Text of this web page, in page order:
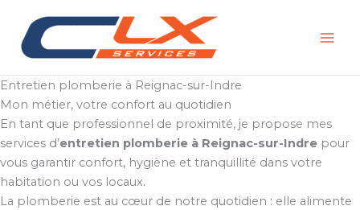
contenu
Entretien plomberie à Reignac-sur-Indre
Mon métier, votre confort au quotidien
En tant que professionnel de proximité, je propose mes
services d’entretien plomberie à Reignac-sur-Indre pour
vous garantir confort, hygiène et tranquillité dans votre
habitation ou vos locaux.
La plomberie est au cœur de notre quotidien : elle alimente